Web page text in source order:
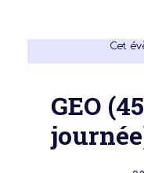
Cet
GEO